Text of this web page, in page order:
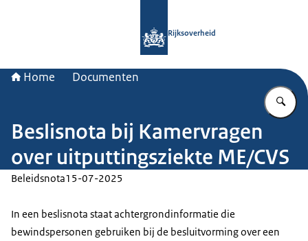
Rijksoverheid
Home Documenten
Beslisnota bij Kamervragen
over uitputtingsziekte ME/CVS
Beleidsnota15-07-2025
In een beslisnota staat achtergrondinformatie die
bewindspersonen gebruiken bij de besluitvorming over een